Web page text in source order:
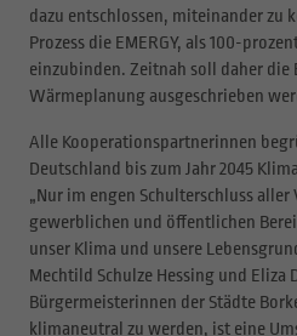
dazu entschlossen, miteinander zu
Prozess die EMERGY, als 100-
einzubinden. Zeitnah soll daher
Wärmeplanung ausgeschrieben
Alle Kooperationspartnerinnen
Deutschland bis zum Jahr 2045
„Nur im engen Schulterschluss
gewerblichen und öffentlichen
unser Klima und unsere
Mechtild Schulze Hessing und Eliza
Bürgermeisterinnen der Städte
klimaneutral zu werden, ist eine